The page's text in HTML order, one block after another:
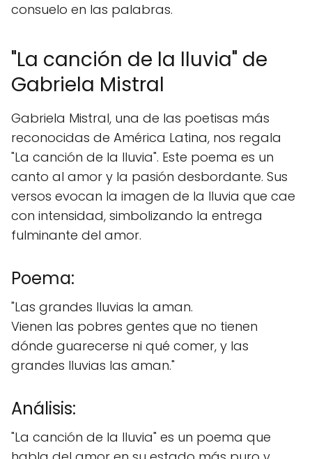
consuelo en las palabras.
"La canción de la lluvia" de
Gabriela Mistral
Gabriela Mistral, una de las poetisas más
reconocidas de América Latina, nos regala
"La canción de la lluvia". Este poema es un
canto al amor y la pasión desbordante. Sus
versos evocan la imagen de la lluvia que cae
con intensidad, simbolizando la entrega
fulminante del amor.
Poema:
"Las grandes lluvias la aman.
Vienen las pobres gentes que no tienen
dónde guarecerse ni qué comer, y las
grandes lluvias las aman."
Análisis:
"La canción de la lluvia" es un poema que